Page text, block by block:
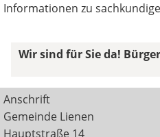
Informationen zu
Wir sind für Sie da!
Anschrift
Gemeinde Lienen
Hauptstraße 14